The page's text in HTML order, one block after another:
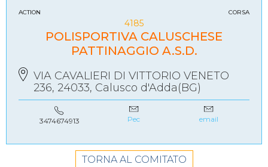
ACTION CORSA
4185
POLISPORTIVA CALUSCHESE
PATTINAGGIO A.S.D.
VIA CAVALIERI DI VITTORIO VENETO
236, 24033, Calusco d'Adda(BG)
3474674913 Pec email
TORNA AL COMITATO